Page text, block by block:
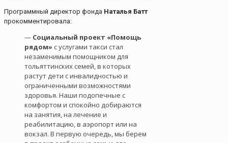
Программный директор фонда Наталья Батт
прокомментировала:
— Социальный проект «Помощь
рядом» с услугами такси стал
незаменимым помощником для
тольяттинских семей, в которых
растут дети с инвалидностью и
ограниченными возможностями
здоровья. Наши подопечные с
комфортом и спокойно добираются
на занятия, на лечение и
реабилитацию, в аэропорт или на
вокзал. В первую очередь, мы берем